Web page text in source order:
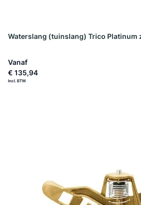
Waterslang (tuinslang) Trico Platinum
Vanaf
€ 135,94